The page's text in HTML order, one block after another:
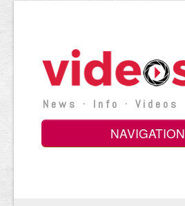
News · Info · Videos
NAVIGATION